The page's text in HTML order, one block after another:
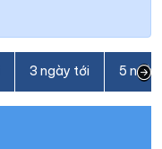
3 ngày tới 5